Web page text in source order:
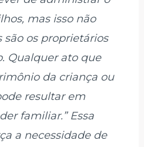
mas isso não
são os proprietários
Qualquer ato que
da criança ou
resultar em
familiar.” Essa
a necessidade de